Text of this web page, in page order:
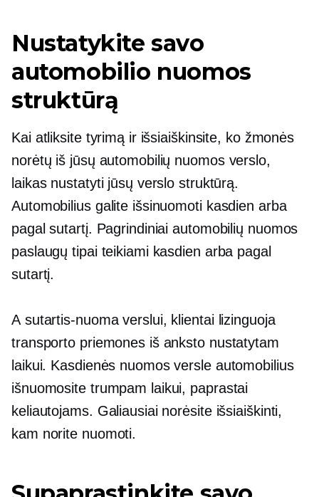
Nustatykite savo
automobilio nuomos
struktūrą
Kai atliksite tyrimą ir išsiaiškinsite, ko žmonės
norėtų iš jūsų automobilių nuomos verslo,
laikas nustatyti jūsų verslo struktūrą.
Automobilius galite išsinuomoti kasdien arba
pagal sutartį. Pagrindiniai automobilių nuomos
paslaugų tipai teikiami kasdien arba pagal
sutartį.
A sutartis-nuomaverslui, klientai lizinguoja
transporto priemones iš anksto nustatytam
laikui. Kasdienės nuomos versle automobilius
išnuomosite trumpam laikui, paprastai
keliautojams. Galiausiai norėsite išsiaiškinti,
kam norite nuomoti.